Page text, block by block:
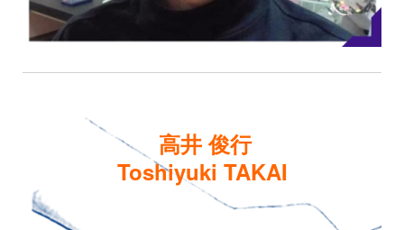
高井 俊行
Toshiyuki TAKAI